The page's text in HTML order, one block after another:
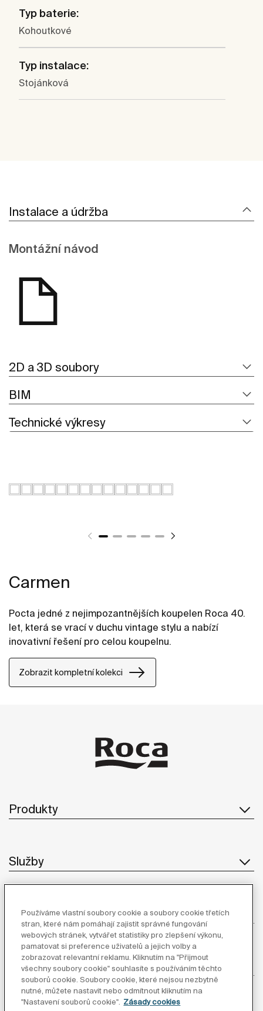
Typ baterie:
Kohoutkové
Typ instalace:
Stojánková
Instalace a údržba
Montážní návod
2D a 3D soubory
BIM
Technické výkresy
Carmen
Pocta jedné z nejimpozantnějších koupelen Roca 40.
let, která se vrací v duchu vintage stylu a nabízí
inovativní řešení pro celou koupelnu.
Zobrazit kompletní kolekci
Produkty
Služby
O Společnosti
Inspirace
Sledujte nás
Používáme vlastní soubory cookie a soubory cookie třetích
stran, které nám pomáhají zajistit správné fungování
webových stránek, vytvářet statistiky pro zlepšení výkonu,
pamatovat si preference uživatelů a jejich volby a
zobrazovat relevantní reklamu. Kliknutím na "Přijmout
všechny soubory cookie" souhlasíte s používáním těchto
souborů cookie. Soubory cookie, které nejsou nezbytně
nutné, můžete nastavit nebo odmítnout kliknutím na
"Nastavení souborů cookie". Zásady cookies